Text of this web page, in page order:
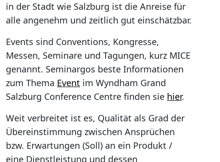
in der Stadt wie Salzburg ist die Anreise für
alle angenehm und zeitlich gut einschätzbar.
Events sind Conventions, Kongresse,
Messen, Seminare und Tagungen, kurz MICE
genannt. Seminargos beste Informationen
zum Thema Event im Wyndham Grand
Salzburg Conference Centre finden sie hier.
Weit verbreitet ist es, Qualität als Grad der
Übereinstimmung zwischen Ansprüchen
bzw. Erwartungen (Soll) an ein Produkt /
eine Dienstleistung und dessen